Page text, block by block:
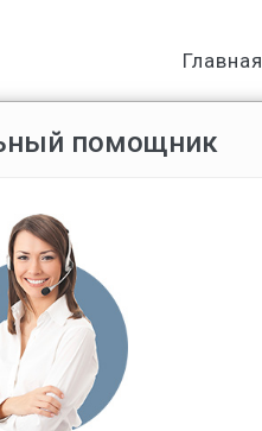
Главная
от
помощник